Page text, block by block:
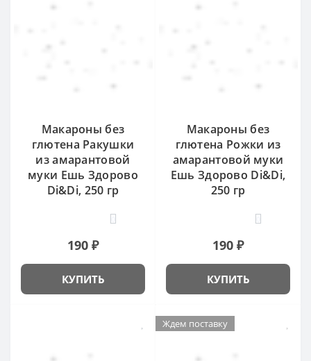
Макароны без
глютена Ракушки
из амарантовой
муки Ешь Здорово
Di&Di, 250 гр
190 ₽
КУПИТЬ
Макароны без
глютена Рожки из
амарантовой муки
Ешь Здорово Di&Di,
250 гр
190 ₽
КУПИТЬ
Ждем поставку